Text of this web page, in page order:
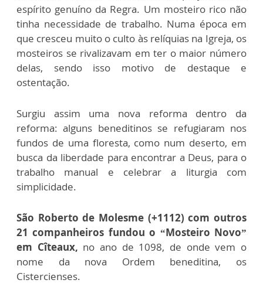
espírito genuíno da Regra. Um mosteiro rico não
tinha necessidade de trabalho. Numa época em
que cresceu muito o culto às relíquias na Igreja, os
mosteiros se rivalizavam em ter o maior número
delas, sendo isso motivo de destaque e
ostentação.
Surgiu assim uma nova reforma dentro da
reforma: alguns beneditinos se refugiaram nos
fundos de uma floresta, como num deserto, em
busca da liberdade para encontrar a Deus, para o
trabalho manual e celebrar a liturgia com
simplicidade.
São Roberto de Molesme (+1112) com outros
21 companheiros fundou o “Mosteiro Novo”
em Cîteaux, no ano de 1098, de onde vem o
nome da nova Ordem beneditina, os
Cistercienses.